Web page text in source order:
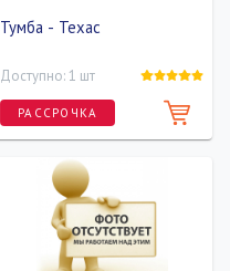
Тумба - Техас
Доступно: 1 шт
РАССРОЧКА
Высота
81.5 см